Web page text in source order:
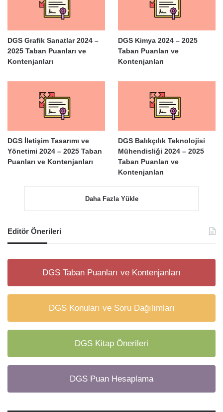
DGS Grafik Sanatlar 2024 –
2025 Taban Puanları ve
Kontenjanları
DGS Kimya 2024 – 2025
Taban Puanları ve
Kontenjanları
DGS İletişim Tasarımı ve
Yönetimi 2024 – 2025 Taban
Puanları ve Kontenjanları
DGS Balıkçılık Teknolojisi
Mühendisliği 2024 – 2025
Taban Puanları ve
Kontenjanları
Daha Fazla Yükle
Editör Önerileri
DGS Taban Puanları ve Kontenjanları
DGS Konuları ve Soru Dağılımları
DGS Kitap Önerileri
DGS Puan Hesaplama